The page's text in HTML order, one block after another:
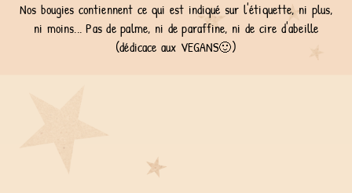
Nos bougies contiennent ce qui est indiqué sur l'étiquette, ni plus,
ni moins... Pas de palme, ni de paraffine, ni de cire d'abeille
(dédicace aux VEGANS🙂)